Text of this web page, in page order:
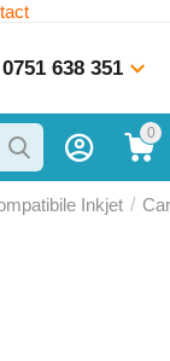
0751 638 351
0
Inkjet /